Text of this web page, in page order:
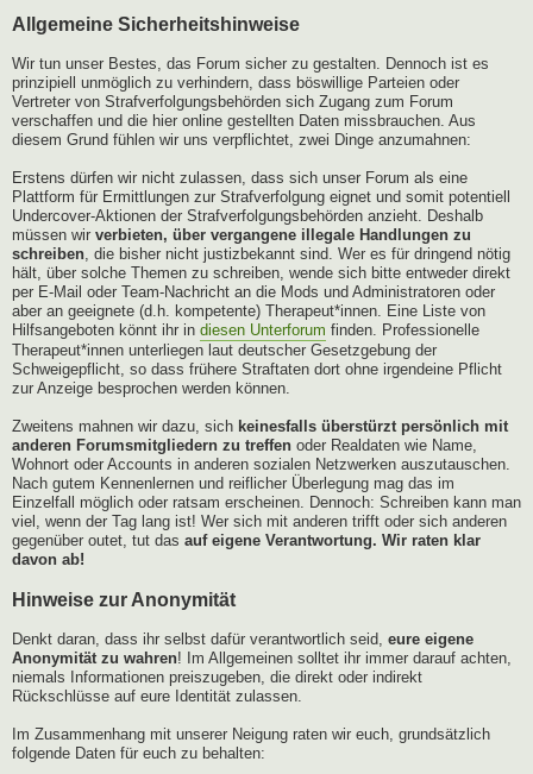
Allgemeine Sicherheitshinweise
Wir tun unser Bestes, das Forum sicher zu gestalten. Dennoch ist es
prinzipiell unmöglich zu verhindern, dass böswillige Parteien oder
Vertreter von Strafverfolgungsbehörden sich Zugang zum Forum
verschaffen und die hier online gestellten Daten missbrauchen. Aus
diesem Grund fühlen wir uns verpflichtet, zwei Dinge anzumahnen:
Erstens dürfen wir nicht zulassen, dass sich unser Forum als eine
Plattform für Ermittlungen zur Strafverfolgung eignet und somit potentiell
Undercover-Aktionen der Strafverfolgungsbehörden anzieht. Deshalb
müssen wir verbieten, über vergangene illegale Handlungen zu
schreiben, die bisher nicht justizbekannt sind. Wer es für dringend nötig
hält, über solche Themen zu schreiben, wende sich bitte entweder direkt
per E-Mail oder Team-Nachricht an die Mods und Administratoren oder
aber an geeignete (d.h. kompetente) Therapeut*innen. Eine Liste von
Hilfsangeboten könnt ihr in diesen Unterforum finden. Professionelle
Therapeut*innen unterliegen laut deutscher Gesetzgebung der
Schweigepflicht, so dass frühere Straftaten dort ohne irgendeine Pflicht
zur Anzeige besprochen werden können.
Zweitens mahnen wir dazu, sich keinesfalls überstürzt persönlich mit
anderen Forumsmitgliedern zu treffen oder Realdaten wie Name,
Wohnort oder Accounts in anderen sozialen Netzwerken auszutauschen.
Nach gutem Kennenlernen und reiflicher Überlegung mag das im
Einzelfall möglich oder ratsam erscheinen. Dennoch: Schreiben kann man
viel, wenn der Tag lang ist! Wer sich mit anderen trifft oder sich anderen
gegenüber outet, tut das auf eigene Verantwortung. Wir raten klar
davon ab!
Hinweise zur Anonymität
Denkt daran, dass ihr selbst dafür verantwortlich seid, eure eigene
Anonymität zu wahren! Im Allgemeinen solltet ihr immer darauf achten,
niemals Informationen preiszugeben, die direkt oder indirekt
Rückschlüsse auf eure Identität zulassen.
Im Zusammenhang mit unserer Neigung raten wir euch, grundsätzlich
folgende Daten für euch zu behalten: